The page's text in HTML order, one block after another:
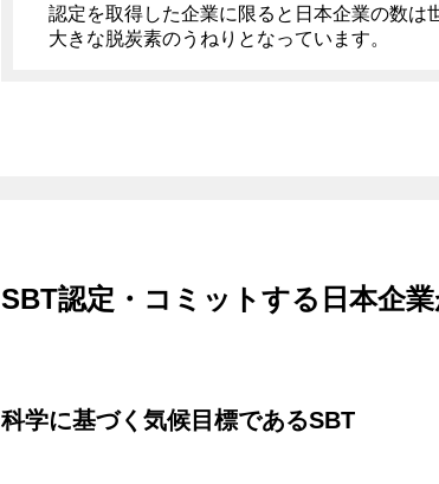
認定を取得した企業に限ると日本企業の数は
大きな脱炭素のうねりとなっています。
SBT認定・コミットする日本企業
科学に基づく気候目標であるSBT